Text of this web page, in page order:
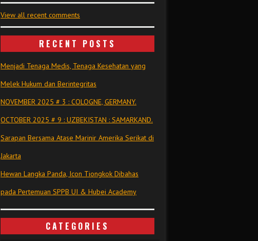
View all recent comments
RECENT POSTS
Menjadi Tenaga Medis, Tenaga Kesehatan yang
Melek Hukum dan Berintegritas
NOVEMBER 2025 # 3 : COLOGNE, GERMANY.
OCTOBER 2025 # 9 : UZBEKISTAN : SAMARKAND.
Sarapan Bersama Atase Marinir Amerika Serikat di
Jakarta
Hewan Langka Panda, Icon Tiongkok Dibahas
pada Pertemuan SPPB UI & Hubei Academy
CATEGORIES